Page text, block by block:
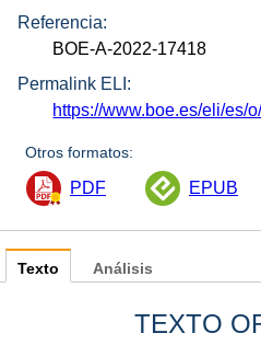
Referencia:
BOE-A-2022-17418
Permalink ELI:
https://www.boe.es/eli/es/
Otros formatos:
PDF EPUB
Texto
TEXTO
Análisis